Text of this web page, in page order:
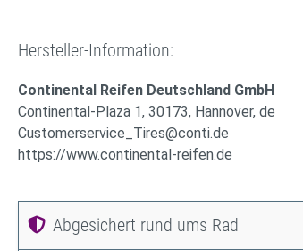
Hersteller-Information:
Continental Reifen Deutschland GmbH
Continental-Plaza 1, 30173, Hannover, de
Customerservice_Tires@conti.de
https://www.continental-reifen.de
Abgesichert rund ums Rad